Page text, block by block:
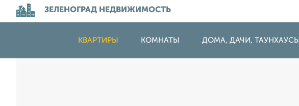
ЗЕЛЕНОГРАД НЕДВИЖИМОСТЬ
КВАРТИРЫ КОМНАТЫ ДОМА, ДАЧИ, ТАУНХАУСЫ